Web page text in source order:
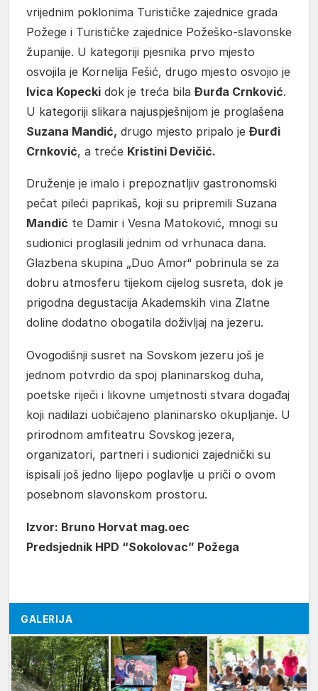
vrijednim poklonima Turističke zajednice grada
Požege i Turističke zajednice Požeško-slavonske
županije. U kategoriji pjesnika prvo mjesto
osvojila je Kornelija Fešić, drugo mjesto osvojio je
Ivica Kopecki dok je treća bila Đurđa Crnković.
U kategoriji slikara najuspješnijom je proglašena
Suzana Mandić, drugo mjesto pripalo je Đurđi
Crnković, a treće Kristini Devičić.
Druženje je imalo i prepoznatljiv gastronomski
pečat pileći paprikaš, koji su pripremili Suzana
Mandić te Damir i Vesna Matoković, mnogi su
sudionici proglasili jednim od vrhunaca dana.
Glazbena skupina „Duo Amor“ pobrinula se za
dobru atmosferu tijekom cijelog susreta, dok je
prigodna degustacija Akademskih vina Zlatne
doline dodatno obogatila doživljaj na jezeru.
Ovogodišnji susret na Sovskom jezeru još je
jednom potvrdio da spoj planinarskog duha,
poetske riječi i likovne umjetnosti stvara događaj
koji nadilazi uobičajeno planinarsko okupljanje. U
prirodnom amfiteatru Sovskog jezera,
organizatori, partneri i sudionici zajednički su
ispisali još jedno lijepo poglavlje u priči o ovom
posebnom slavonskom prostoru.
Izvor: Bruno Horvat mag.oec
Predsjednik HPD “Sokolovac” Požega
GALERIJA